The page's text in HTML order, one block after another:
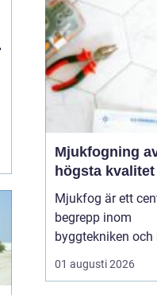
trygg, bekväm och
snabb segling
genomtänkta s...
Mjukfogning
högsta kvalitet
Mjukfog är ett
begrepp inom
byggtekniken och
01 augusti 2026